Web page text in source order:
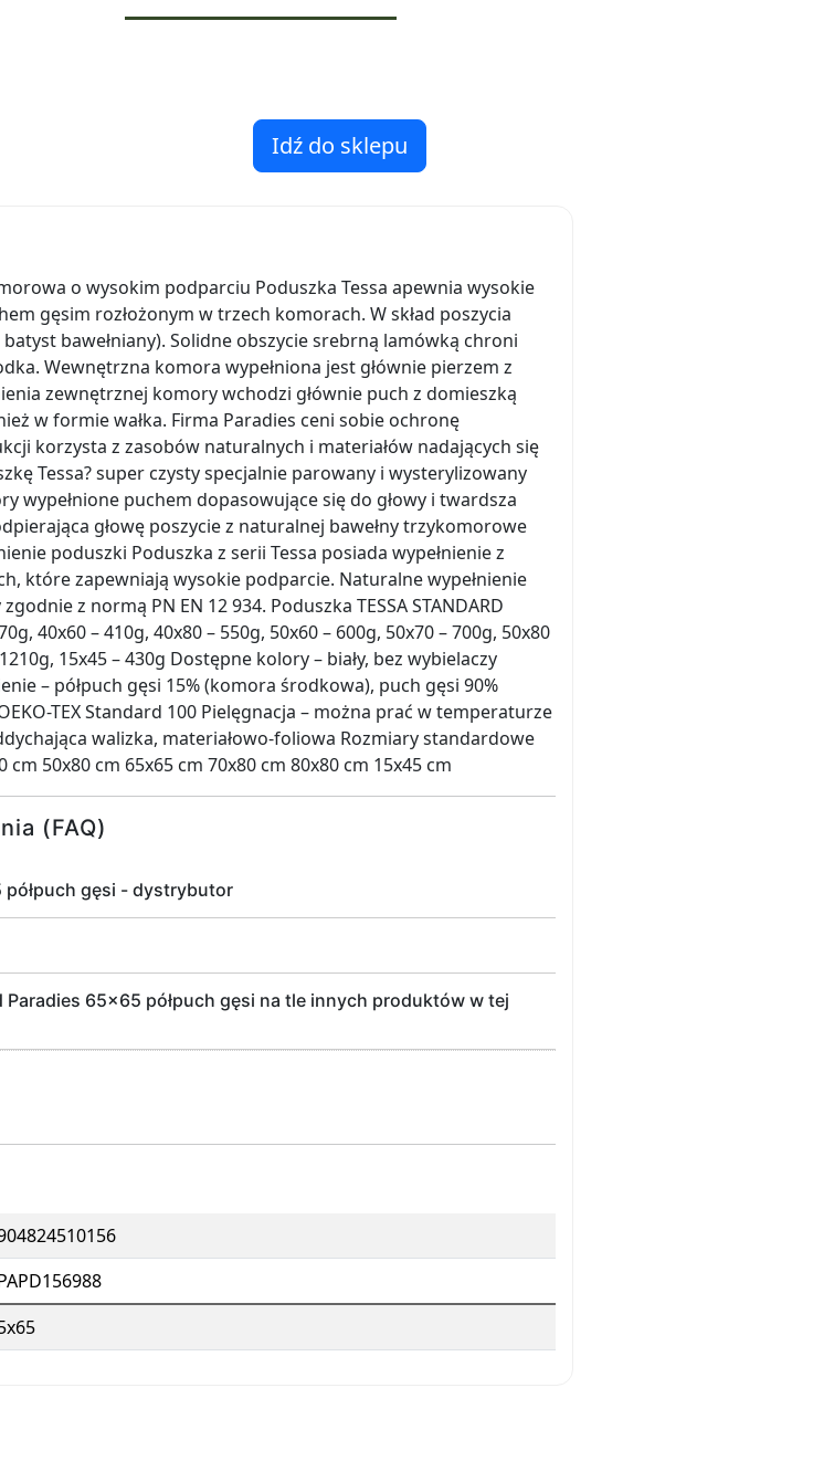
Idź do sklepu
o wysokim podparciu Poduszka Tessa apewnia wysokie
gęsim rozłożonym w trzech komorach. W skład poszycia
bawełniany). Solidne obszycie srebrną lamówką chroni
Wewnętrzna komora wypełniona jest głównie pierzem z
zewnętrznej komory wchodzi głównie puch z domieszką
w formie wałka. Firma Paradies ceni sobie ochronę
korzysta z zasobów naturalnych i materiałów nadających się
Tessa? super czysty specjalnie parowany i wysterylizowany
wypełnione puchem dopasowujące się do głowy i twardsza
głowę poszycie z naturalnej bawełny trzykomorowe
poduszki Poduszka z serii Tessa posiada wypełnienie z
które zapewniają wysokie podparcie. Naturalne wypełnienie
z normą PN EN 12 934. Poduszka TESSA STANDARD
40x60 – 410g, 40x80 – 550g, 50x60 – 600g, 50x70 – 700g, 50x80
15x45 – 430g Dostępne kolory – biały, bez wybielaczy
– półpuch gęsi 15% (komora środkowa), puch gęsi 90%
TEX Standard 100 Pielęgnacja – można prać w temperaturze
walizka, materiałowo-foliowa Rozmiary standardowe
50x80 cm 65x65 cm 70x80 cm 80x80 cm 15x45 cm
(FAQ)
półpuch gęsi - dystrybutor
65x65 półpuch gęsi na tle innych produktów w tej